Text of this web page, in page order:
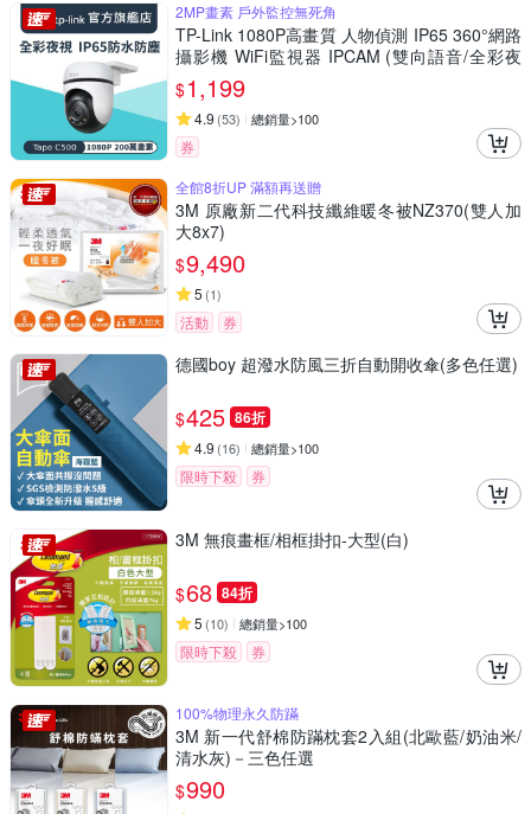
2MP畫素 戶外監控無死角
TP-Link 1080P高畫質 人物偵測 IP65 360°網路
攝影機 WiFi監視器 IPCAM (雙向語音/全彩夜
視/Tapo C500)
$1,199
4.9 (53) 總銷量>100
券
全館8折UP 滿額再送贈
3M 原廠新二代科技纖維暖冬被NZ370(雙人加
大8x7)
$9,490
5 (1)
活動 券
德國boy 超潑水防風三折自動開收傘(多色任選)
$425 86折
4.9 (16) 總銷量>100
限時下殺 券
3M 無痕畫框/相框掛扣-大型(白)
$68 84折
5 (10) 總銷量>100
限時下殺 券
100%物理永久防蹣
3M 新一代舒棉防蹣枕套2入組(北歐藍/奶油米/
清水灰)－三色任選
$990